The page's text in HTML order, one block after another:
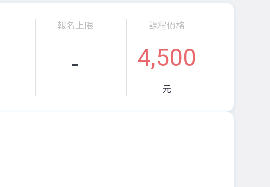
報名上限
-
課程價格
4,500
元